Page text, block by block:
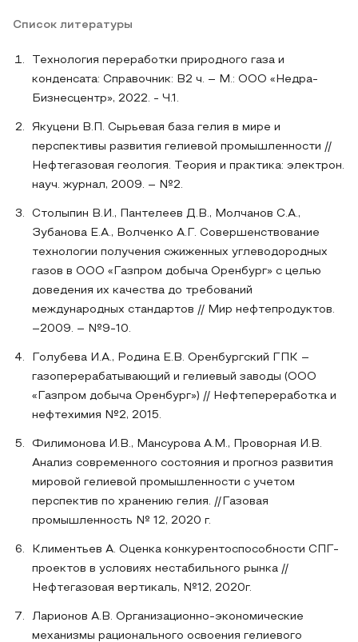
Список литературы
Технология переработки природного газа и
конденсата: Справочник: В2 ч. – М.: ООО «Недра-
Бизнесцентр», 2022. - Ч.1.
Якуцени В.П. Сырьевая база гелия в мире и
перспективы развития гелиевой промышленности //
Нефтегазовая геология. Теория и практика: электрон.
науч. журнал, 2009. – №2.
Столыпин В.И., Пантелеев Д.В., Молчанов С.А.,
Зубанова Е.А., Волченко А.Г. Совершенствование
технологии получения сжиженных углеводородных
газов в ООО «Газпром добыча Оренбург» с целью
доведения их качества до требований
международных стандартов // Мир нефтепродуктов.
–2009. – №9-10.
Голубева И.А., Родина Е.В. Оренбургский ГПК –
газоперерабатывающий и гелиевый заводы (ООО
«Газпром добыча Оренбург») // Нефтепереработка и
нефтехимия №2, 2015.
Филимонова И.В., Мансурова А.М., Проворная И.В.
Анализ современного состояния и прогноз развития
мировой гелиевой промышленности с учетом
перспектив по хранению гелия. //Газовая
промышленность № 12, 2020 г.
Климентьев А. Оценка конкурентоспособности СПГ-
проектов в условиях нестабильного рынка //
Нефтегазовая вертикаль, №12, 2020г.
Ларионов А.В. Организационно-экономические
механизмы рационального освоения гелиевого